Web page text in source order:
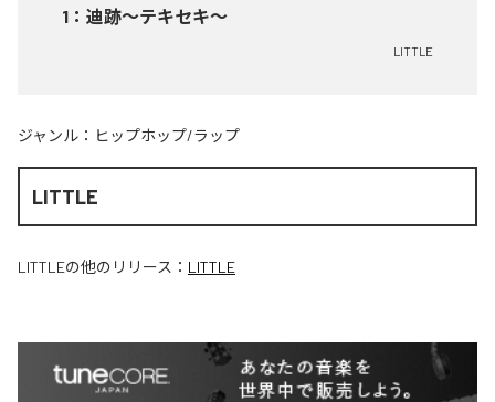
1 ： 迪跡〜テキセキ〜
LITTLE
ジャンル： ヒップホップ/ラップ
LITTLE
LITTLEの他のリリース： LITTLE